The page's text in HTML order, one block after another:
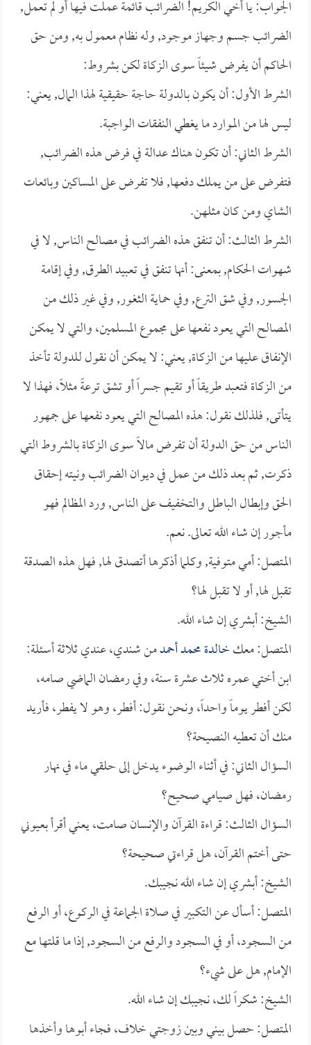
الجواب: يا أخي الكريم! الضرائب قائمة عملت فيها أو لم تعمل,
الضرائب جسم وجهاز موجود, وله نظام معمول به, ومن حق
الحاكم أن يفرض شيئاً سوى الزكاة لكن بشروط:
الشرط الأول: أن يكون بالدولة حاجة حقيقية لهذا المال, يعني:
ليس لها من الموارد ما يغطي النفقات الواجبة.
الشرط الثاني: أن تكون هناك عدالة في فرض هذه الضرائب,
فتفرض على من يملك دفعها, فلا تفرض على المساكين وبائعات
الشاي ومن كان مثلهن.
الشرط الثالث: أن تنفق هذه الضرائب في مصالح الناس, لا في
شهوات الحكام, بمعنى: أنها تنفق في تعبيد الطرق, وفي إقامة
الجسور, وفي شق الترع, وفي حماية الثغور, وفي غير ذلك من
المصالح التي يعود نفعها على مجموع المسلمين، والتي لا يمكن
الإنفاق عليها من الزكاة, يعني: لا يمكن أن نقول للدولة تأخذ
من الزكاة فتعبد طريقاً أو تقيم جسراً أو تشق ترعةً مثلاً، فهذا لا
يتأتى, فلذلك نقول: هذه المصالح التي يعود نفعها على جمهور
الناس من حق الدولة أن تفرض مالاً سوى الزكاة بالشروط التي
ذكرت, ثم بعد ذلك من عمل في ديوان الضرائب ونيته إحقاق
الحق وإبطال الباطل والتخفيف على الناس, ورد المظالم فهو
مأجور إن شاء الله تعالى. نعم.
المتصل: أمي متوفية, وكلما أذكرها أتصدق لها, فهل هذه الصدقة
تقبل لها, أو لا تقبل لها؟
الشيخ: أبشري إن شاء الله.
المتصل: معكخالدة محمد أحمدمن شندي، عندي ثلاثة أسئلة:
ابن أختي عمره ثلاث عشرة سنة، وفي رمضان الماضي صامه،
لكن أفطر يوماً واحداً، ونحن نقول: أفطر، وهو لا يفطر، فأريد
منك أن تعطيه النصيحة؟
السؤال الثاني: في أثناء الوضوء يدخل إلى حلقي ماء في نهار
رمضان، فهل صيامي صحيح؟
السؤال الثالث: قراءة القرآن والإنسان صامت، يعني أقرأ بعيوني
حتى أختم القرآن، هل قراءتي صحيحة؟
الشيخ: أبشري إن شاء الله نجيبك.
المتصل: أسأل عن التكبير في صلاة الجماعة في الركوع، أو الرفع
من السجود، أو في السجود والرفع من السجود, إذا ما قلتها مع
الإمام, هل على شيء؟
الشيخ: شكراً لك، نجيبك إن شاء الله.
المتصل: حصل بيني وبين زوجتي خلاف، فجاء أبوها وأخذها